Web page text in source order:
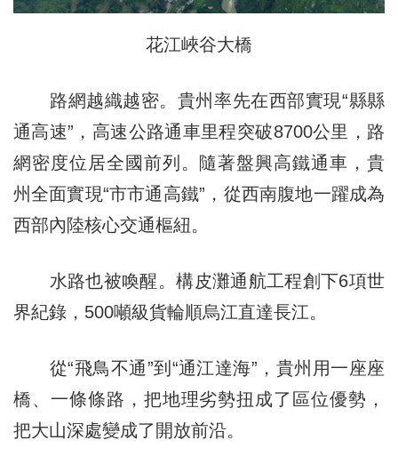
花江峽谷大橋
路網越織越密。貴州率先在西部實現“縣縣
通高速”，高速公路通車里程突破8700公里，路
網密度位居全國前列。隨著盤興高鐵通車，貴
州全面實現“市市通高鐵”，從西南腹地一躍成為
西部內陸核心交通樞紐。
水路也被喚醒。構皮灘通航工程創下6項世
界紀錄，500噸級貨輪順烏江直達長江。
從“飛鳥不通”到“通江達海”，貴州用一座座
橋、一條條路，把地理劣勢扭成了區位優勢，
把大山深處變成了開放前沿。